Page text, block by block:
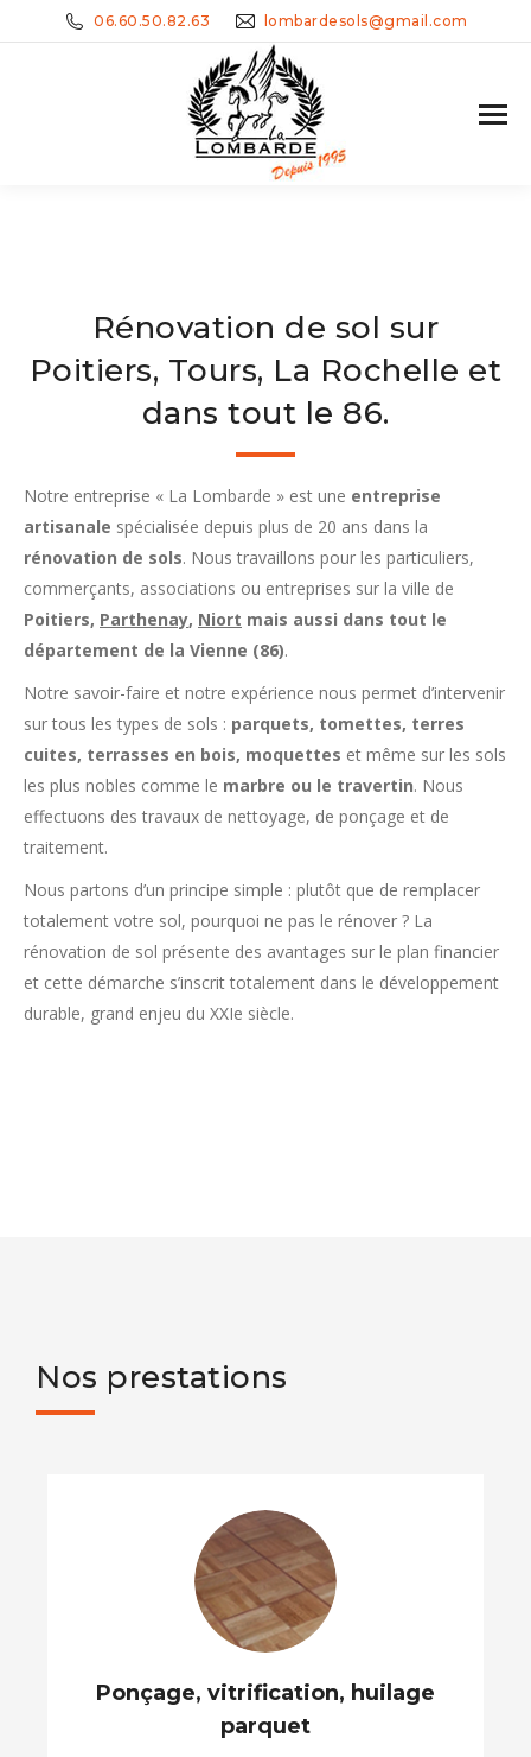
06.60.50.82.63 lombardesols@gmail.com
Rénovation de sol sur
Poitiers, Tours, La Rochelle et
dans tout le 86.
Notre entreprise « La Lombarde » est une entreprise
artisanale spécialisée depuis plus de 20 ans dans la
rénovation de sols. Nous travaillons pour les particuliers,
commerçants, associations ou entreprises sur la ville de
Poitiers, Parthenay, Niort mais aussi dans tout le
département de la Vienne (86).
Notre savoir-faire et notre expérience nous permet d’intervenir
sur tous les types de sols : parquets, tomettes, terres
cuites, terrasses en bois, moquettes et même sur les sols
les plus nobles comme le marbre ou le travertin. Nous
effectuons des travaux de nettoyage, de ponçage et de
traitement.
Nous partons d’un principe simple : plutôt que de remplacer
totalement votre sol, pourquoi ne pas le rénover ? La
rénovation de sol présente des avantages sur le plan financier
et cette démarche s’inscrit totalement dans le développement
durable, grand enjeu du XXIe siècle.
Nos prestations
Ponçage, vitrification, huilage
parquet